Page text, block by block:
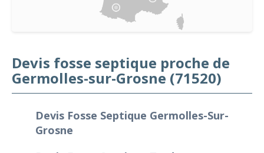
Devis fosse septique proche de
Germolles-sur-Grosne (71520)
Devis Fosse Septique Germolles-Sur-
Grosne